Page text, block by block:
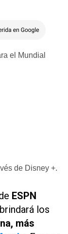
de Disney +.
ESPN
brindará los
más